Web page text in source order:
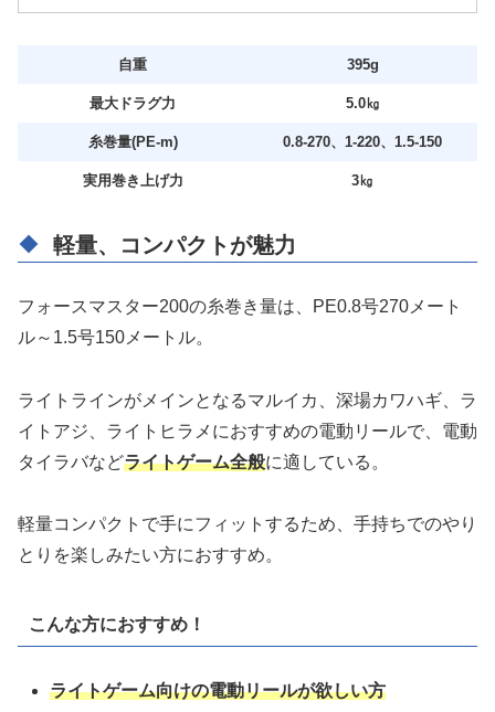
自重 395g
最大ドラグ力 5.0㎏
糸巻量(PE‐m) 0.8-270、1-220、1.5-150
実用巻き上げ力 3㎏
軽量、コンパクトが魅力
フォースマスター200の糸巻き量は、PE0.8号270メート
ル～1.5号150メートル。
ライトラインがメインとなるマルイカ、深場カワハギ、ラ
イトアジ、ライトヒラメにおすすめの電動リールで、電動
タイラバなどライトゲーム全般に適している。
軽量コンパクトで手にフィットするため、手持ちでのやり
とりを楽しみたい方におすすめ。
こんな方におすすめ！
ライトゲーム向けの電動リールが欲しい方